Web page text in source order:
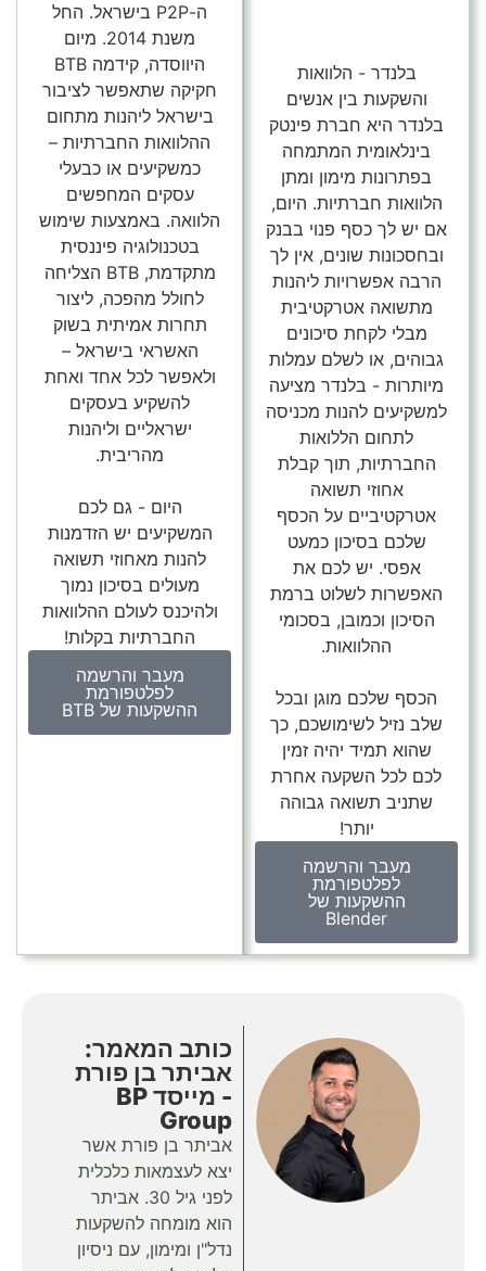
בלנדר - הלוואות
והשקעות בין אנשים
בלנדר היא חברת פינטק
בינלאומית המתמחה
בפתרונות מימון ומתן
הלוואות חברתיות. היום,
אם יש לך כסף פנוי בבנק
ובחסכונות שונים, אין לך
הרבה אפשרויות ליהנות
מתשואה אטרקטיבית
מבלי לקחת סיכונים
גבוהים, או לשלם עמלות
מיותרות - בלנדר מציעה
למשקיעים להנות מכניסה
לתחום הללואות
החברתיות, תוך קבלת
אחוזי תשואה
אטרקטיביים על הכסף
שלכם בסיכון כמעט
אפסי. יש לכם את
האפשרות לשלוט ברמת
הסיכון וכמובן, בסכומי
ההלוואות.
הכסף שלכם מוגן ובכל
שלב נזיל לשימושכם, כך
שהוא תמיד יהיה זמין
לכם לכל השקעה אחרת
שתניב תשואה גבוהה
יותר!
מעבר והרשמה
לפלטפורמת
ההשקעות של
Blender
ה-P2P בישראל. החל
משנת 2014. מיום
היווסדה, קידמה BTB
חקיקה שתאפשר לציבור
בישראל ליהנות מתחום
ההלוואות החברתיות –
כמשקיעים או כבעלי
עסקים המחפשים
הלוואה. באמצעות שימוש
בטכנולוגיה פיננסית
מתקדמת, BTB הצליחה
לחולל מהפכה, ליצור
תחרות אמיתית בשוק
האשראי בישראל –
ולאפשר לכל אחד ואחת
להשקיע בעסקים
ישראליים וליהנות
מהריבית.
היום - גם לכם
המשקיעים יש הזדמנות
להנות מאחוזי תשואה
מעולים בסיכון נמוך
ולהיכנס לעולם ההלוואות
החברתיות בקלות!
מעבר והרשמה
לפלטפורמת
ההשקעות של BTB
כותב המאמר:
אביתר בן פורת
- מייסד BP
Group
אביתר בן פורת אשר
יצא לעצמאות כלכלית
לפני גיל 30. אביתר
הוא מומחה להשקעות
נדל"ן ומימון, עם ניסיון